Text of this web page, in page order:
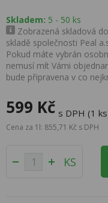
Skladem: 5 - 50 ks
Zobrazená skladová
skladě společnosti Peal
Pokud máte vybrán
nemusí mít Vámi
bude připravena v co
599 Kč s DPH (1
Cena za 1l: 855,71 Kč s DPH
KS